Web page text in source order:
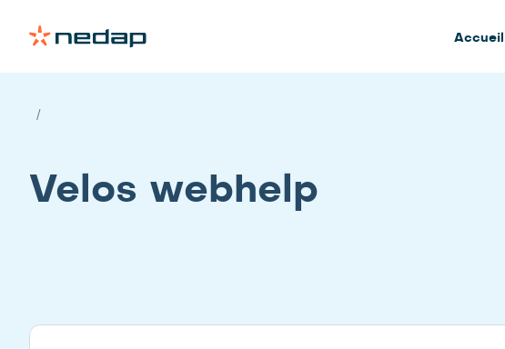
Accueil
Velos webhelp